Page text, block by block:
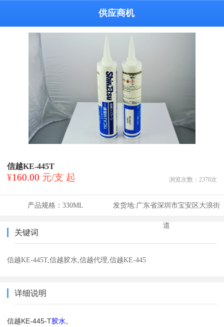
供应商机
信越KE-445T
¥160.00 元/支 起 浏览次数： 2370次
产品规格： 330ML 发货地:广东省深圳市宝安区大浪街
道
关键词
信越KE-445T,信越胶水,信越代理,信越KE-445
详细说明
信越KE-445-T胶水。